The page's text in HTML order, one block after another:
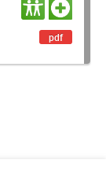
pdf